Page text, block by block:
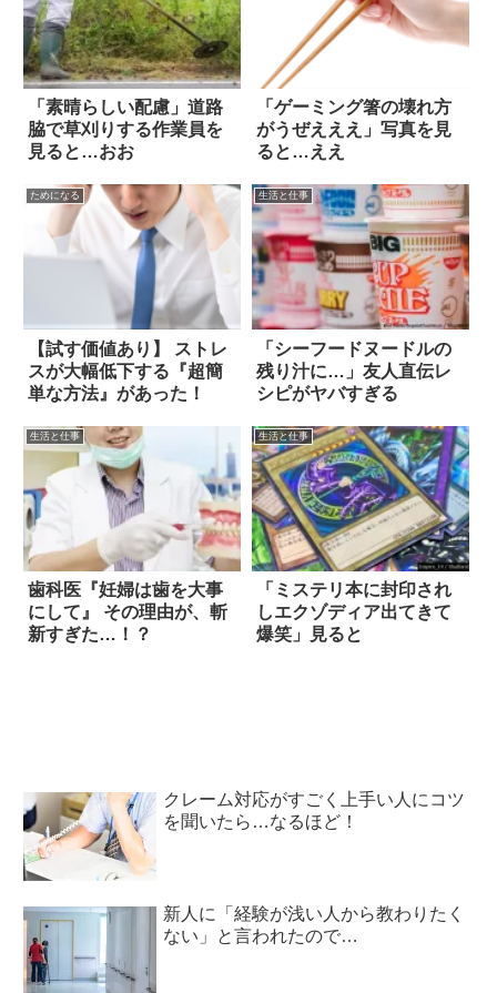
「素晴らしい配慮」道路
脇で草刈りする作業員を
見ると…おお
「ゲーミング箸の壊れ方
がうぜえええ」写真を見
ると…ええ
ためになる
【試す価値あり】 ストレ
スが大幅低下する『超簡
単な方法』があった！
生活と仕事
「シーフードヌードルの
残り汁に…」友人直伝レ
シピがヤバすぎる
生活と仕事
歯科医『妊婦は歯を大事
にして』 その理由が、斬
新すぎた…！？
生活と仕事
「ミステリ本に封印され
しエクゾディア出てきて
爆笑」見ると
クレーム対応がすごく上手い人にコツ
を聞いたら…なるほど！
新人に「経験が浅い人から教わりたく
ない」と言われたので…